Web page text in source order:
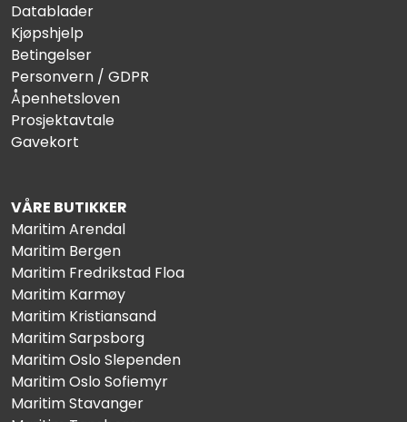
Datablader
Kjøpshjelp
Betingelser
Personvern / GDPR
Åpenhetsloven
Prosjektavtale
Gavekort
VÅRE BUTIKKER
Maritim Arendal
Maritim Bergen
Maritim Fredrikstad Floa
Maritim Karmøy
Maritim Kristiansand
Maritim Sarpsborg
Maritim Oslo Slependen
Maritim Oslo Sofiemyr
Maritim Stavanger